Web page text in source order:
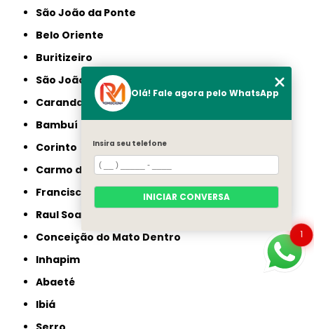
São João da Ponte
Belo Oriente
Buritizeiro
São João do Paraíso
Carandaí
Bambuí
Corinto
Carmo do Cajuru
Francisco Sá
Raul Soares
Conceição do Mato Dentro
Inhapim
Abaeté
Ibiá
1
Olá! Fale agora pelo WhatsApp
Insira seu telefone
INICIAR CONVERSA